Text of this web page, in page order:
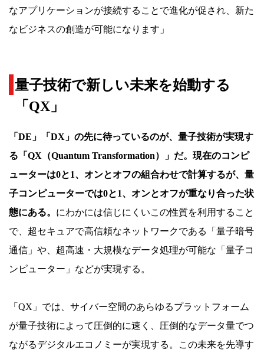
なアプリケーションが接続することで進化が促され、新た
なビジネスの創造が可能になります」
量子技術で新しい未来を始動する
「QX」
「DE」「DX」の先に待っているのが、量子技術が実現す
る「QX（Quantum Transformation）」だ。現在のコンピ
ューターは0と1、オンとオフの組合わせで計算するが、量
子コンピューターでは0と1、オンとオフが重なり合った状
態にある。 にわかには信じにくいこの性質を利用すること
で、超セキュアで高信頼なネットワークである「量子暗号
通信」や、超高速・大規模なデータ処理が可能な「量子コ
ンピューター」などが実現する。
「QX」では、サイバー空間のあらゆるプラットフォーム
が量子技術によって圧倒的に速く、圧倒的なデータ量でつ
ながるデジタルエコノミーが実現する。この未来を先導す